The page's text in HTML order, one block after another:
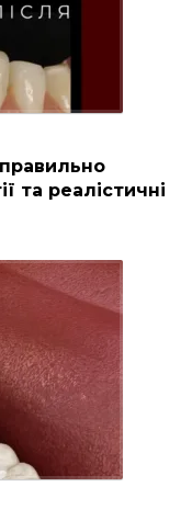
правильно
та реалістичні